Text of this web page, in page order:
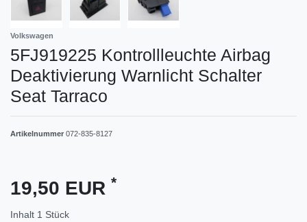
Volkswagen
5FJ919225 Kontrollleuchte Airbag
Deaktivierung Warnlicht Schalter
Seat Tarraco
Artikelnummer 072-835-8127
19,50 EUR *
Inhalt 1 Stück